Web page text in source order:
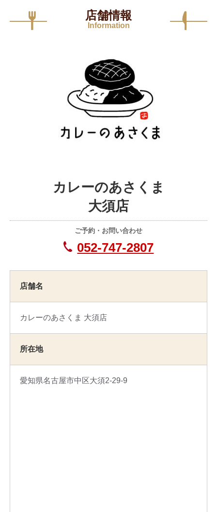
店舗情報
Information
カレーのあさくま
大須店
ご予約・お問い合わせ
052-747-2807
店舗名
カレーのあさくま 大須店
所在地
愛知県名古屋市中区大須2-29-9